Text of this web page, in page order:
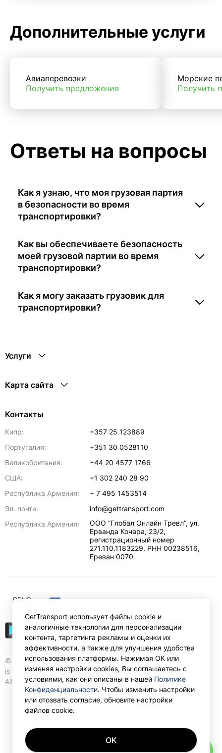
Дополнительные услуги
Авиаперевозки
Получить предложения
Морские
Получить
Ответы на вопросы
Как я узнаю, что моя грузовая партия
в безопасности во время
транспортировки?
Как вы обеспечиваете безопасность
моей грузовой партии во время
транспортировки?
Как я могу заказать грузовик для
транспортировки?
Услуги
Карта сайта
Контакты
Кипр:
+357 25 123889
Португалия:
+351 30 0528110
Великобритания:
+44 20 4577 1766
США:
+1 302 240 28 90
Республика Армения:
+ 7 495 1453514
Эл. почта:
info@gettransport.com
Республика Армения:
ООО “Глобал Онлайн Тревл”, ул.
Ерванда Кочара, 23/2,
регистрационный номер
271.110.1183229, РНН 00238516,
Ереван 0070
© Gettransport International Limited. GetTransport®
is trademark of Gettransport International Limited.
All rights reserved.
₽RUB
GetTransport использует файлы cookie и
аналогичные технологии для персонализации
контента, таргетинга рекламы и оценки их
эффективности, а также для улучшения удобства
использования платформы. Нажимая ОК или
изменяя настройки cookies, Вы соглашаетесь с
условиями, как они описаны в нашей Политике
Конфиденциальности. Чтобы изменить настройки
или отозвать согласие, обновите настройки
файлов cookie.
OK